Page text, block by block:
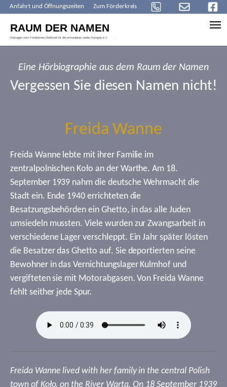
Anfahrt und Öffnungszeiten Zum Förderkreis
Eine Hörbiographie aus dem Raum der Namen
Vergessen Sie diesen Namen nicht!
Freida Wanne
Freida Wanne lebte mit ihrer Familie im
zentralpolnischen Koło an der Warthe. Am 18.
September 1939 nahm die deutsche Wehrmacht die
Stadt ein. Ende 1940 errichteten die
Besatzungsbehörden ein Ghetto, in das alle Juden
umsiedeln mussten. Viele wurden zur Zwangsarbeit in
verschiedene Lager verschleppt. Ein Jahr später lösten
die Besatzer das Ghetto auf. Sie deportierten seine
Bewohner in das Vernichtungslager Kulmhof und
vergifteten sie mit Motorabgasen. Von Freida Wanne
fehlt seither jede Spur.
Freida Wanne lived with her family in the central Polish
town of Koło, on the River Warta. On 18 September 1939